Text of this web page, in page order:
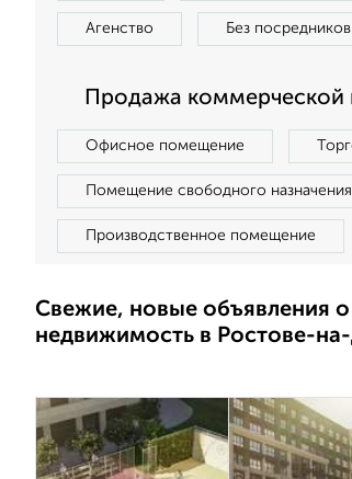
Агенство Без посредников
Продажа коммерческой
Офисное помещение
Помещение свободного назначения
Производственное помещение
Свежие, новые объявления
недвижимость в Ростове-